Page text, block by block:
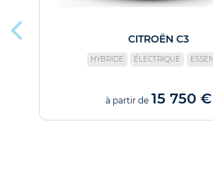
CITROËN C3
HYBRIDE ÉLECTRIQUE
à partir de 15 750 €